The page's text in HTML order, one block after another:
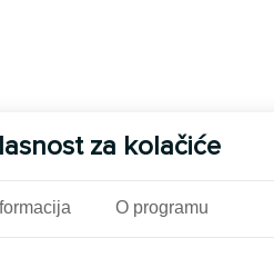
za kolačiće
O programu